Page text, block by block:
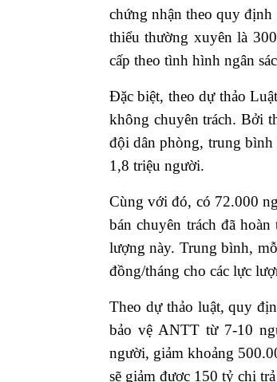
chứng nhận theo quy
thiểu thường xuyên là
cấp theo tình hình ngân
Đặc biệt, theo dự thảo
không chuyên trách. Bởi
đội dân phòng, trung bình
1,8 triệu người.
Cùng với đó, có 72.000
bán chuyên trách đã
lượng này. Trung bình,
đồng/tháng cho các lực
Theo dự thảo luật, quy
bảo vệ ANTT từ 7-10
người, giảm khoảng
sẽ giảm được 150 tỷ chi